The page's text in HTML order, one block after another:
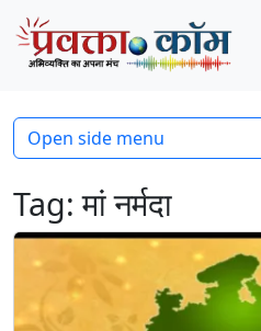
Skip to content
Skip to footer
Tag:मां नर्मदा
Open side menu